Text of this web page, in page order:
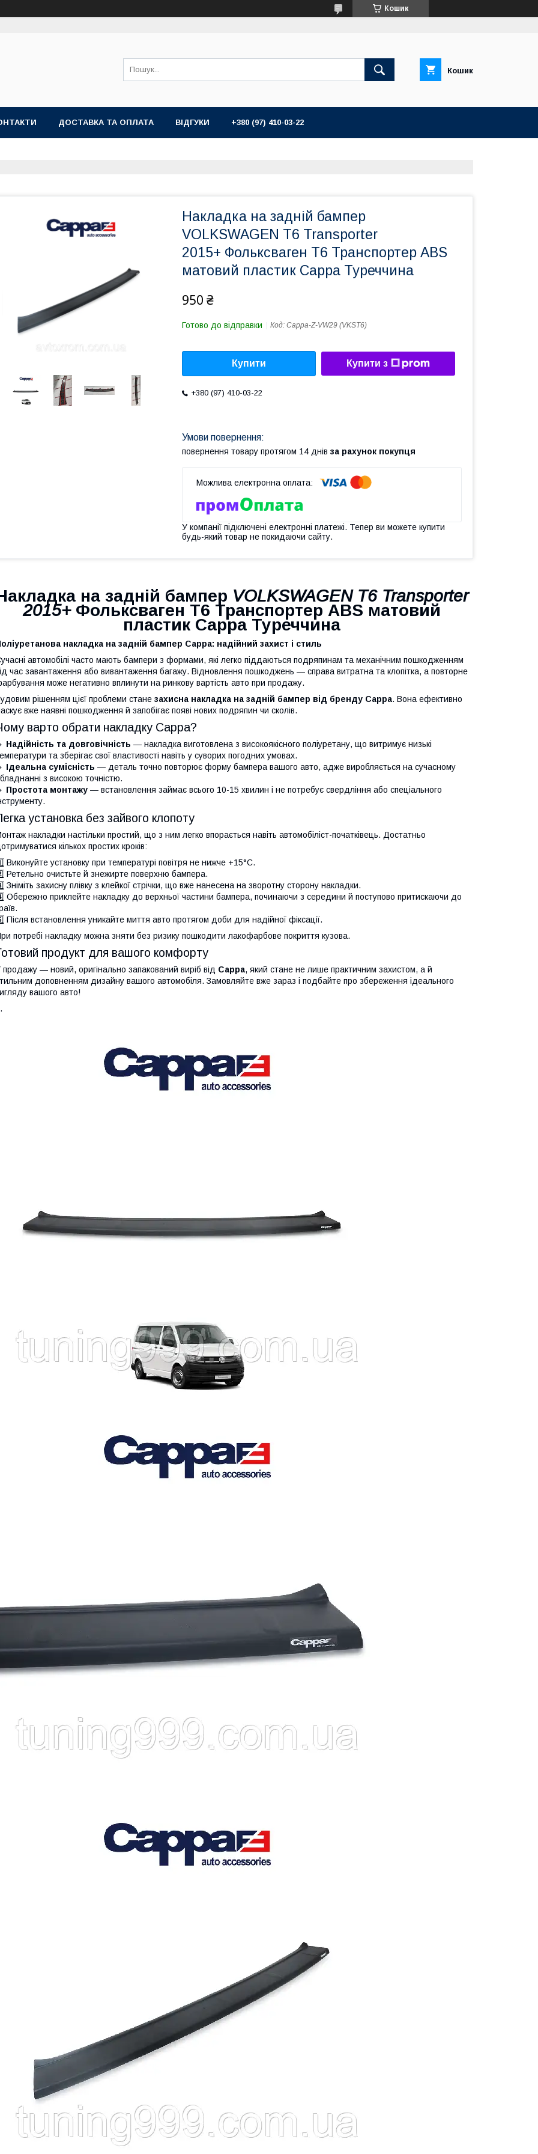
Кошик
Кошик
ДОСТАВКА ТА ОПЛАТА ВІДГУКИ +380 (97) 410-03-22
Накладка на задній бампер
VOLKSWAGEN T6 Transporter
2015+ Фольксваген Т6 Транспортер ABS
матовий пластик Cappa Туреччина
950 ₴
Готово до відправки Код: Cappa-Z-VW29 (VKST6)
Купити Купити з
+380 (97) 410-03-22
повернення товару протягом 14 днів за рахунок покупця
У компанії підключені електронні платежі. Тепер ви можете купити
будь-який товар не покидаючи сайту.
на задній бампер VOLKSWAGEN T6 Transporter
2015+Фольксваген Т6 Транспортер ABS матовий
пластик Cappa Туреччина
накладка на задній бампер Cappa: надійний захист і стиль
автомобілі часто мають бампери з формами, які легко піддаються подряпинам та механічним пошкодженням
час завантаження або вивантаження багажу. Відновлення пошкоджень — справа витратна та клопітка, а повторне
може негативно вплинути на ринкову вартість авто при продажу.
рішенням цієї проблеми стане захисна накладка на задній бампер від бренду Cappa. Вона ефективно
вже наявні пошкодження й запобігає появі нових подряпин чи сколів.
варто обрати накладку Cappa?
Надійність та довговічність — накладка виготовлена з високоякісного поліуретану, що витримує низькі
та зберігає свої властивості навіть у суворих погодних умовах.
Ідеальна сумісність — деталь точно повторює форму бампера вашого авто, адже виробляється на сучасному
з високою точністю.
Простота монтажу — встановлення займає всього 10-15 хвилин і не потребує свердління або спеціального
установка без зайвого клопоту
накладки настільки простий, що з ним легко впорається навіть автомобіліст-початківець. Достатньо
кількох простих кроків:
Виконуйте установку при температурі повітря не нижче +15°C.
Ретельно очистьте й знежирте поверхню бампера.
Зніміть захисну плівку з клейкої стрічки, що вже нанесена на зворотну сторону накладки.
Обережно приклейте накладку до верхньої частини бампера, починаючи з середини й поступово притискаючи до
Після встановлення уникайте миття авто протягом доби для надійної фіксації.
потребі накладку можна зняти без ризику пошкодити лакофарбове покриття кузова.
продукт для вашого комфорту
продажу — новий, оригінально запакований виріб від Cappa, який стане не лише практичним захистом, а й
доповненням дизайну вашого автомобіля. Замовляйте вже зараз і подбайте про збереження ідеального
вашого авто!